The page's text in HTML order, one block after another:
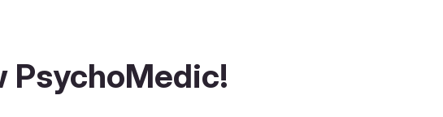
PsychoMedic!